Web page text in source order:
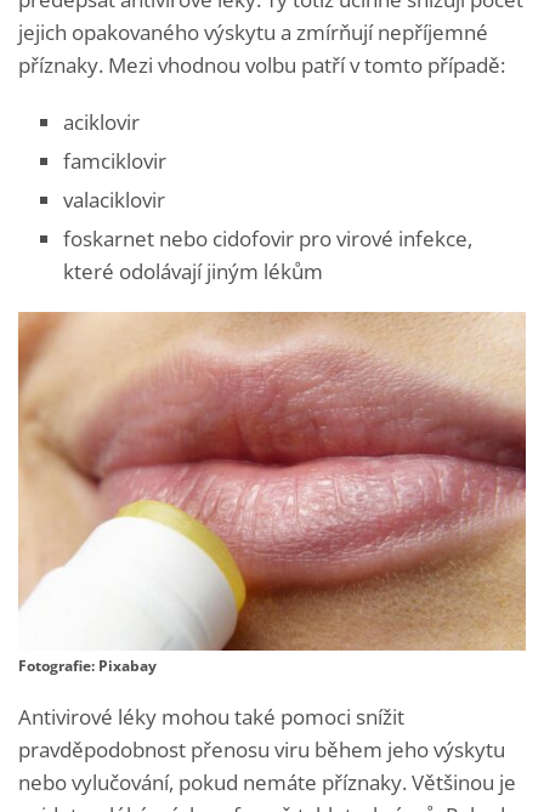
jejich opakovaného výskytu a zmírňují nepříjemné
příznaky. Mezi vhodnou volbu patří v tomto případě:
aciklovir
famciklovir
valaciklovir
foskarnet nebo cidofovir pro virové infekce,
které odolávají jiným lékům
Fotografie: Pixabay
Antivirové léky mohou také pomoci snížit
pravděpodobnost přenosu viru během jeho výskytu
nebo vylučování, pokud nemáte příznaky. Většinou je